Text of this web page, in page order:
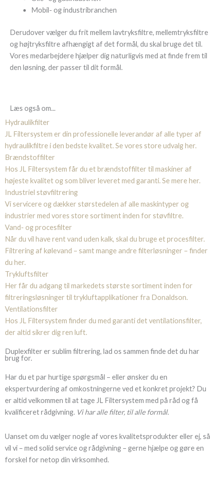
Mobil- og industribranchen
Derudover vælger du frit mellem lavtryksfiltre, mellemtryksfiltre
og højtryksfiltre afhængigt af det formål, du skal bruge det til.
Vores medarbejdere hjælper dig naturligvis med at finde frem til
den løsning, der passer til dit formål.
Læs også om...
Hydraulikfilter
JL Filtersystem er din professionelle leverandør af alle typer af
hydraulikfiltre i den bedste kvalitet. Se vores store udvalg her.
Brændstoffilter
Hos JL Filtersystem får du et brændstoffilter til maskiner af
højeste kvalitet og som bliver leveret med garanti. Se mere her.
Industriel støvfiltrering
Vi servicere og dækker størstedelen af alle maskintyper og
industrier med vores store sortiment inden for støvfiltre.
Vand- og procesfilter
Når du vil have rent vand uden kalk, skal du bruge et procesfilter.
Filtrering af kølevand – samt mange andre filterløsninger – finder
du her.
Trykluftsfilter
Her får du adgang til markedets største sortiment inden for
filtreringsløsninger til trykluftapplikationer fra Donaldson.
Ventilationsfilter
Hos JL Filtersystem finder du med garanti det ventilationsfilter,
der altid sikrer dig ren luft.
Duplexfilter er sublim filtrering, lad os sammen finde det du har
brug for.
Har du et par hurtige spørgsmål – eller ønsker du en
ekspertvurdering af omkostningerne ved et konkret projekt? Du
er altid velkommen til at tage JL Filtersystem med på råd og få
kvalificeret rådgivning. Vi har alle filter, til alle formål.
Uanset om du vælger nogle af vores kvalitetsprodukter eller ej, så
vil vi – med solid service og rådgivning – gerne hjælpe og gøre en
forskel for netop din virksomhed.